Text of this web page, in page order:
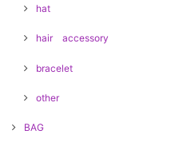
hat
hair accessory
bracelet
other
BAG